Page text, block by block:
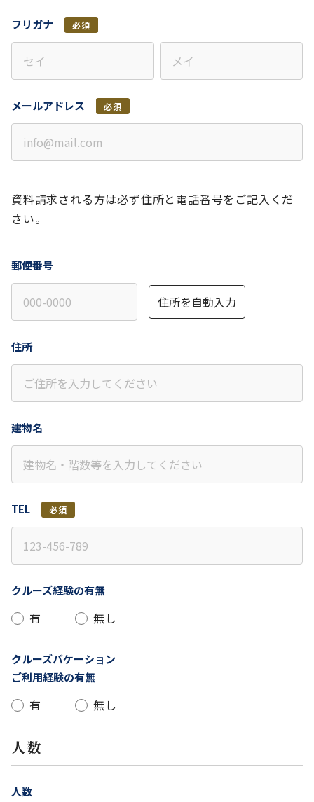
フリガナ 必須
メールアドレス 必須
資料請求される方は必ず住所と電話番号をご記入くだ
さい。
郵便番号
住所を自動入力
住所
建物名
TEL 必須
クルーズ経験の有無
有 無し
クルーズバケーション
ご利用経験の有無
有 無し
人数
人数